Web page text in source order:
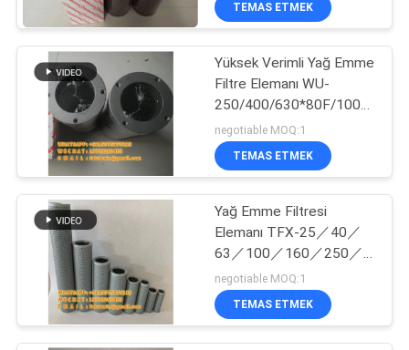
Yağ Su Ayırıcı
Filtresi
42
Klima Toz Filtresi
27
TEMAS ETMEK
Yüksek Verimli Yağ Emme
Filtre Elemanı WU-
250/400/630*80F/100F/
J
negotiable MOQ:1
TEMAS ETMEK
Yağ Emme Filtresi
Elemanı TFX-25／40／
63／100／160／250／
400＊80／100／180
negotiable MOQ:1
TEMAS ETMEK